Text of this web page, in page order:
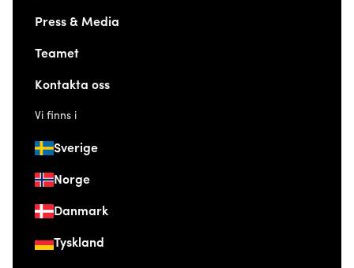
Press & Media
Teamet
Kontakta oss
Vi finns i
Sverige
Norge
Danmark
Tyskland